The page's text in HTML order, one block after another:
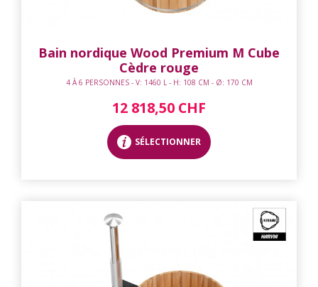
Bain nordique Wood Premium M Cube
Cèdre rouge
4 À 6 PERSONNES - V: 1460 L - H: 108 CM - Ø: 170 CM
12 818,50 CHF
SÉLECTIONNER